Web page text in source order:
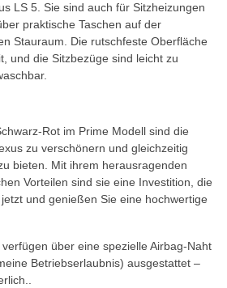
LS 5. Sie sind auch für Sitzheizungen
praktische Taschen auf der
Stauraum. Die rutschfeste Oberfläche
und die Sitzbezüge sind leicht zu
Rot im Prime Modell sind die
zu verschönern und gleichzeitig
bieten. Mit ihrem herausragenden
Vorteilen sind sie eine Investition, die
und genießen Sie eine hochwertige
über eine spezielle Airbag-Naht
Betriebserlaubnis) ausgestattet –